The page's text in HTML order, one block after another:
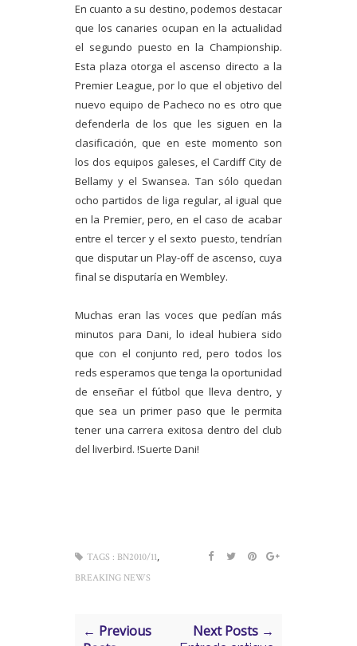
En cuanto a su destino, podemos destacar
que los canaries ocupan en la actualidad
el segundo puesto en la Championship.
Esta plaza otorga el ascenso directo a la
Premier League, por lo que el objetivo del
nuevo equipo de Pacheco no es otro que
defenderla de los que les siguen en la
clasificación, que en este momento son
los dos equipos galeses, el Cardiff City de
Bellamy y el Swansea. Tan sólo quedan
ocho partidos de liga regular, al igual que
en la Premier, pero, en el caso de acabar
entre el tercer y el sexto puesto, tendrían
que disputar un Play-off de ascenso, cuya
final se disputaría en Wembley.
Muchas eran las voces que pedían más
minutos para Dani, lo ideal hubiera sido
que con el conjunto red, pero todos los
reds esperamos que tenga la oportunidad
de enseñar el fútbol que lleva dentro, y
que sea un primer paso que le permita
tener una carrera exitosa dentro del club
del liverbird. !Suerte Dani!
TAGS : BN2010/11,
BREAKING NEWS
← Previous
Next Posts →